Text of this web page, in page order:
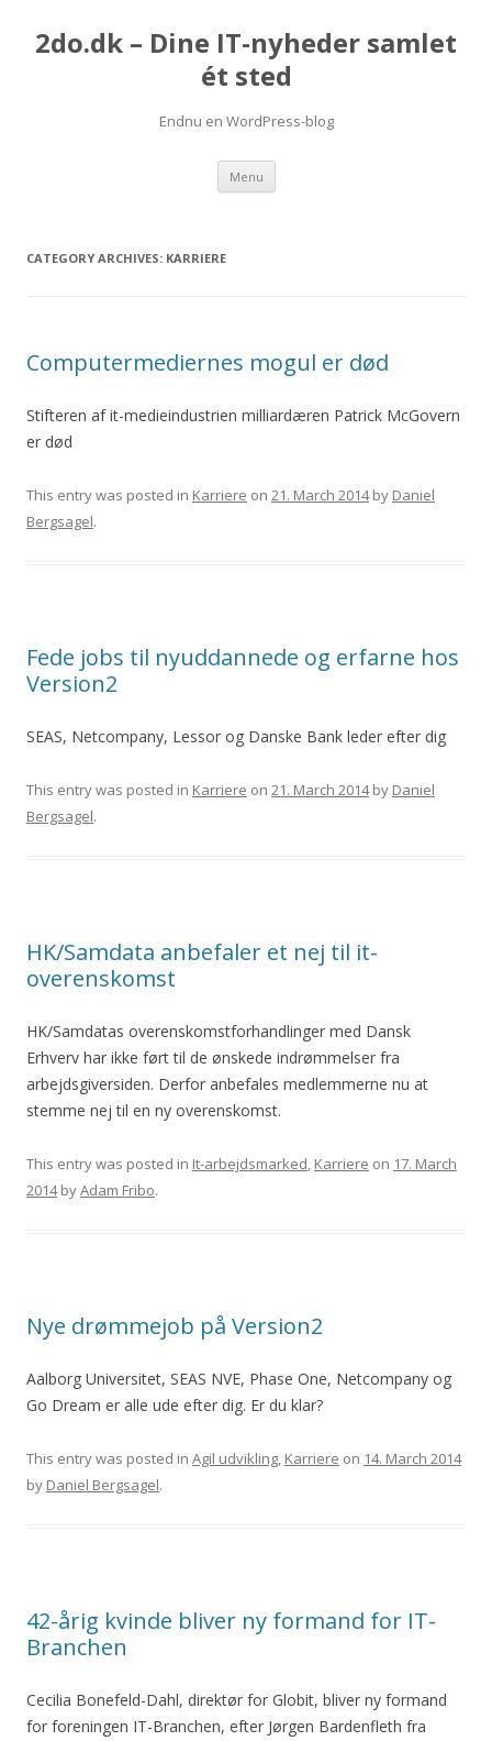
2do.dk – Dine IT-nyheder samlet
ét sted
Endnu en WordPress-blog
Menu Skip
content
CATEGORY ARCHIVES: KARRIERE
Computermediernes mogul er død
Stifteren af it-medieindustrien milliardæren Patrick McGovern
er død
This entry was posted in Karriere on 21. March 2014by Daniel
Bergsagel.
Fede jobs til nyuddannede og erfarne hos
Version2
SEAS, Netcompany, Lessor og Danske Bank leder efter dig
This entry was posted in Karriere on 21. March 2014by Daniel
Bergsagel.
HK/Samdata anbefaler et nej til it-
overenskomst
HK/Samdatas overenskomstforhandlinger med Dansk
Erhverv har ikke ført til de ønskede indrømmelser fra
arbejdsgiversiden. Derfor anbefales medlemmerne nu at
stemme nej til en ny overenskomst.
This entry was posted in It-arbejdsmarked, Karriere on 17. March
2014byAdam Fribo.
Nye drømmejob på Version2
Aalborg Universitet, SEAS NVE, Phase One, Netcompany og
Go Dream er alle ude efter dig. Er du klar?
This entry was posted in Agil udvikling, Karriere on 14. March 2014
by Daniel Bergsagel.
42-årig kvinde bliver ny formand for IT-
Branchen
Cecilia Bonefeld-Dahl, direktør for Globit, bliver ny formand
for foreningen IT-Branchen, efter Jørgen Bardenfleth fra